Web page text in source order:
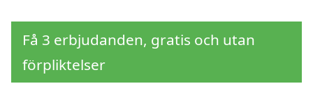
Få 3 erbjudanden, gratis och utan
förpliktelser